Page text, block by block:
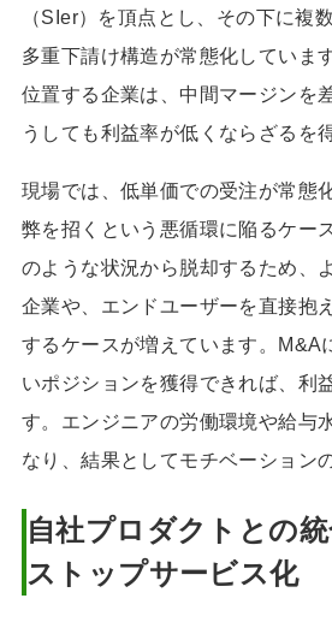
（SIer）を頂点とし、その下に複
多重下請け構造が常態化していま
位置する企業は、中間マージンを
うしても利益率が低くならざるを
現場では、低単価での受注が常態
弊を招くという悪循環に陥るケー
のような状況から脱却するため、
企業や、エンドユーザーを直接抱
するケースが増えています。M&A
いポジションを獲得できれば、利
す。エンジニアの労働環境や給与
なり、結果としてモチベーション
自社プロダクトとの
ストップサービス化